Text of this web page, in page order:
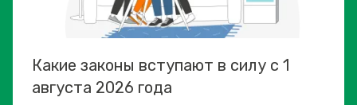
Какие законы вступают в силу с 1
августа 2026 года